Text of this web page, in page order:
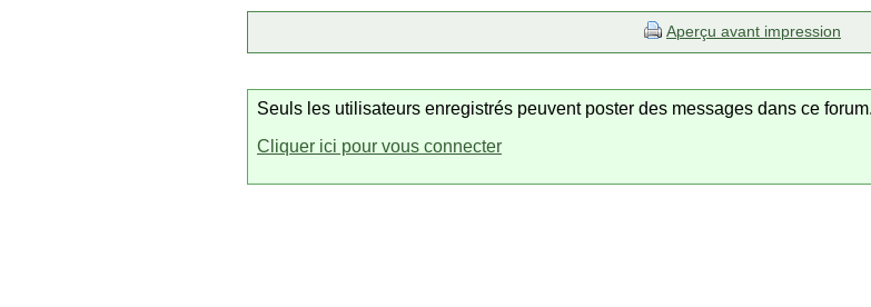
Aperçu avant impression
Seuls les utilisateurs enregistrés peuvent poster des messages dans ce forum.
Cliquer ici pour vous connecter